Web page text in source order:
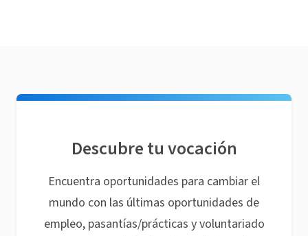
Descubre tu vocación
Encuentra oportunidades para cambiar el
mundo con las últimas oportunidades de
empleo, pasantías/prácticas y voluntariado